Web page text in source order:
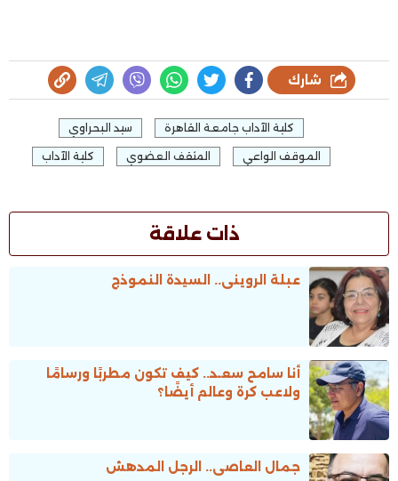
شارك
كلية الآداب جامعة القاهرة سيد البحراوي
الموقف الواعي المثقف العضوي كلية الآداب
ذات علاقة
عبلة الروينى.. السيدة النموذج
أنا سامح سعـد.. كيف تكون مطربًا ورسامًا
ولاعب كرة وعالم أيضًا؟
جمال العاصى.. الرجل المدهش